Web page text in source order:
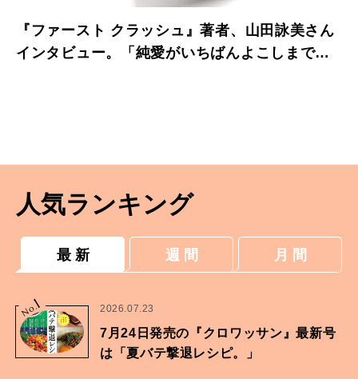
『ファースト クラッシュ』著者、山田詠美さん
インタビュー。「純愛がいちばんよこしまで、
人気ランキング
最 新 週 間 月 間
No.
1 2026.07.23
7月24日発売の『クロワッサン』最新号
は「夏バテ撃退レシピ。」